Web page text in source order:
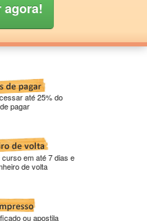
agora!
até 25% do
pagar
em até 7 dias e
de volta
ou apostila